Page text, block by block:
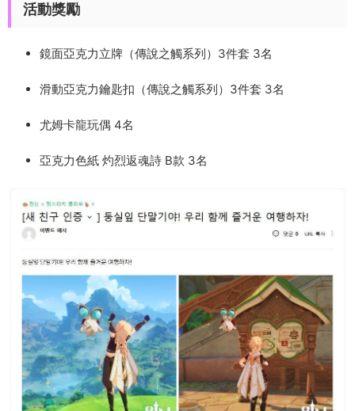
活動獎勵
鏡面亞克力立牌（傳說之觸系列）3件套 3名
滑動亞克力鑰匙扣（傳說之觸系列）3件套 3名
尤姆卡龍玩偶 4名
亞克力色紙 灼烈返魂詩 B款 3名